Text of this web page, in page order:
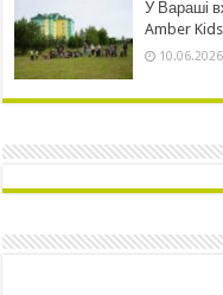
У Вараші
Amber
10.06.2026